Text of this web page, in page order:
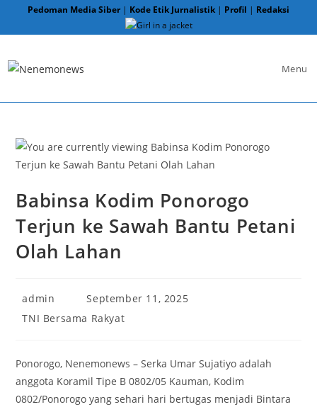
Pedoman Media Siber| Kode Etik Jurnalistik | Profil | Redaksi
Menu
Babinsa Kodim Ponorogo
Terjun ke Sawah Bantu Petani
Olah Lahan
Post
admin
Post
September 11, 2025
Post
TNI Bersama Rakyat
Ponorogo, Nenemonews – Serka Umar Sujatiyo adalah
anggota Koramil Tipe B 0802/05 Kauman, Kodim
0802/Ponorogo yang sehari hari bertugas menjadi Bintara